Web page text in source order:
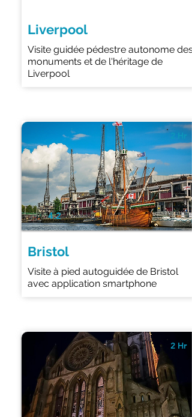
Liverpool
Visite guidée pédestre autonome des
monuments et de l'héritage de
Liverpool
4.2
Bristol
Visite à pied autoguidée de Bristol
avec application smartphone
2 Hr
2 Hr